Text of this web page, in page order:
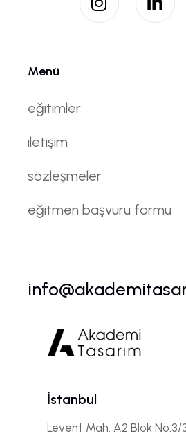
Menü
eğitimler
iletişim
sözleşmeler
eğitmen başvuru formu
İstanbul
Levent Mah. A2 Blok No:3/